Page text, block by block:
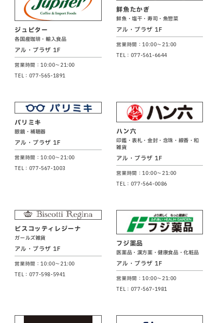
ジュピター
各国産珈琲・輸入食品
アル・プラザ 1F
営業時間：10:00～21:00
TEL：077-565-1891
鮮魚たかぎ
鮮魚・塩干・寿司・魚惣菜
アル・プラザ 1F
営業時間：10:00～21:00
TEL：077-561-6644
パリミキ
眼鏡・補聴器
アル・プラザ 1F
営業時間：10:00～21:00
TEL：077-567-1003
ハン六
印鑑・表札・金封・念珠・線香・和
雑貨
アル・プラザ 1F
営業時間：10:00～21:00
TEL：077-564-0086
ビスコッティレジーナ
ガールズ雑貨
アル・プラザ 1F
営業時間：10:00～21:00
TEL：077-598-5941
フジ薬品
医薬品・漢方薬・健康食品・化粧品
アル・プラザ 1F
営業時間：10:00～21:00
TEL：077-567-1981